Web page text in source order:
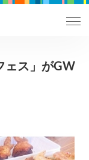
ェス」がGW